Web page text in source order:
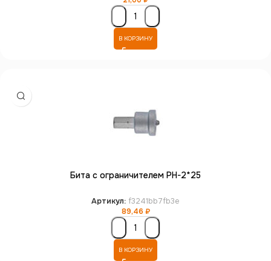
В КОРЗИНУ
Бита с ограничителем PH-2*25
Артикул: f3241bb7fb3e
89,46 ₽
В КОРЗИНУ